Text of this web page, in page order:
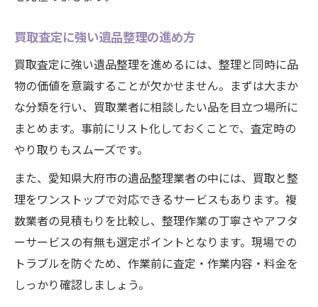
買取査定に強い遺品整理の進め方
買取査定に強い遺品整理を進めるには、整理と同時に品
物の価値を意識することが欠かせません。まずは大まか
な分類を行い、買取業者に相談したい品を目立つ場所に
まとめます。事前にリスト化しておくことで、査定時の
やり取りもスムーズです。
また、愛知県大府市の遺品整理業者の中には、買取と整
理をワンストップで対応できるサービスもあります。複
数業者の見積もりを比較し、整理作業の丁寧さやアフタ
ーサービスの有無も選定ポイントとなります。現場での
トラブルを防ぐため、作業前に査定・作業内容・料金を
しっかり確認しましょう。